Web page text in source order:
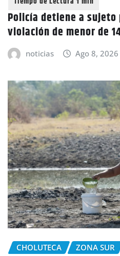
Policía detiene a
violación de menor de
noticias Ago 8, 2026
CHOLUTECA ZONA SUR